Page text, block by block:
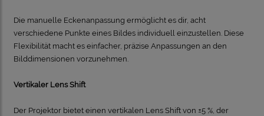
Die manuelle Eckenanpassung ermöglicht es dir, acht
verschiedene Punkte eines Bildes individuell einzustellen. Diese
Flexibilität macht es einfacher, präzise Anpassungen an den
Bilddimensionen vorzunehmen.
Vertikaler Lens Shift
Der Projektor bietet einen vertikalen Lens Shift von ±5 %, der